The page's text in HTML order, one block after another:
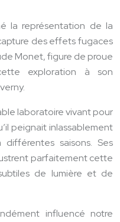
la représentation de la
des effets fugaces
Monet, figure de proue
exploration à son
laboratoire vivant pour
peignait inlassablement
saisons. Ses
parfaitement cette
de lumière et de
influencé notre